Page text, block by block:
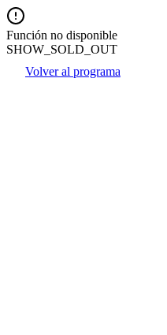
Función no disponible
SHOW_SOLD_OUT
Volver al programa